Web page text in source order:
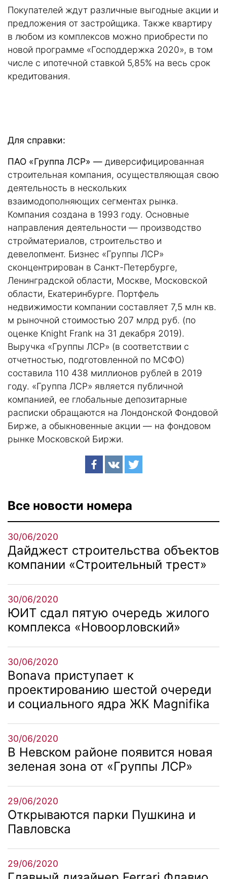
Покупателей ждут различные выгодные акции и
предложения от застройщика. Также квартиру
в любом из комплексов можно приобрести по
новой программе «Господдержка 2020», в том
числе с ипотечной ставкой 5,85% на весь срок
кредитования.
Для справки:
ПАО «Группа ЛСР» — диверсифицированная
строительная компания, осуществляющая свою
деятельность в нескольких
взаимодополняющих сегментах рынка.
Компания создана в 1993 году. Основные
направления деятельности — производство
стройматериалов, строительство и
девелопмент. Бизнес «Группы ЛСР»
сконцентрирован в Санкт-Петербурге,
Ленинградской области, Москве, Московской
области, Екатеринбурге. Портфель
недвижимости компании составляет 7,5 млн кв.
м рыночной стоимостью 207 млрд руб. (по
оценке Knight Frank на 31 декабря 2019).
Выручка «Группы ЛСР» (в соответствии с
отчетностью, подготовленной по МСФО)
составила 110 438 миллионов рублей в 2019
году. «Группа ЛСР» является публичной
компанией, ее глобальные депозитарные
расписки обращаются на Лондонской Фондовой
Бирже, а обыкновенные акции — на фондовом
рынке Московской Биржи.
Все новости номера
30/06/2020
Дайджест строительства объектов
компании «Строительный трест»
30/06/2020
ЮИТ сдал пятую очередь жилого
комплекса «Новоорловский»
30/06/2020
Bonava приступает к
проектированию шестой очереди
и социального ядра ЖК Magnifika
30/06/2020
В Невском районе появится новая
зеленая зона от «Группы ЛСР»
29/06/2020
Открываются парки Пушкина и
Павловска
29/06/2020